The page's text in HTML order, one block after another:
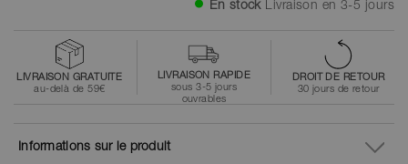
En stock Livraison en 3-5 jours
LIVRAISON GRATUITE
au-delà de 59€
LIVRAISON RAPIDE
sous 3-5 jours
ouvrables
DROIT DE RETOUR
30 jours de retour
Informations sur le produit